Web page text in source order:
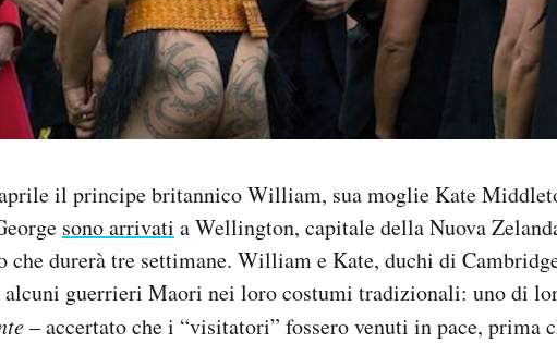
il principe britannico William, sua moglie Kate
sono arrivati a Wellington, capitale della Nuova
che durerà tre settimane. William e Kate, duchi di
guerrieri Maori nei loro costumi tradizionali: uno di
– accertato che i “visitatori” fossero venuti in pace, prima